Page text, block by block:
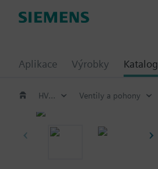
Aplikace Výrobky Katalog
HVAC výrobky Ventily a pohony